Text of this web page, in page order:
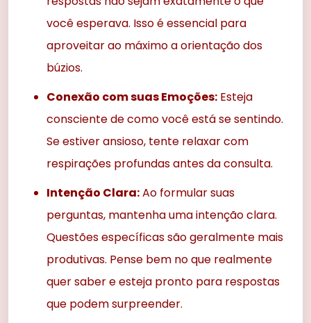
você esperava. Isso é essencial para
aproveitar ao máximo a orientação dos
búzios.
Conexão com suas Emoções: Esteja
consciente de como você está se sentindo.
Se estiver ansioso, tente relaxar com
respirações profundas antes da consulta.
Intenção Clara:Ao formular suas
perguntas, mantenha uma intenção clara.
Questões específicas são geralmente mais
produtivas. Pense bem no que realmente
quer saber e esteja pronto para respostas
que podem surpreender.